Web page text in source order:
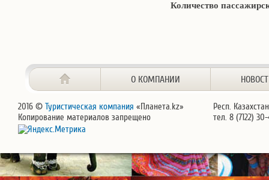
Количество
О КОМПАНИИ
2016 © Туристическая компания «Планета.kz»
Копирование материалов запрещено
Респ.
тел. 8 (7122)